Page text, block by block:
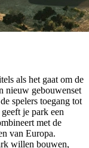
als het gaat om de
nieuw gebouwenset
spelers toegang tot
je park een
met de
van Europa.
willen bouwen,